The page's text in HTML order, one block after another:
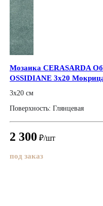
Мозаика CERASARDA
OSSIDIANE 3x20
3x20 см
Поверхность: Глянцевая
2 300 ₽/шт
под заказ